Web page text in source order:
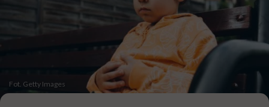
Fot. Getty Images